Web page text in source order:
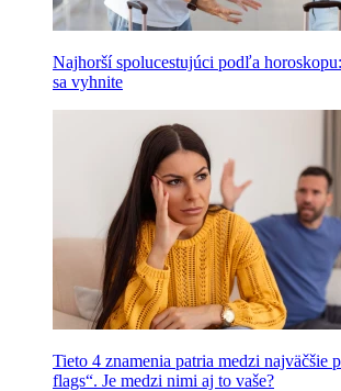
Najhorší spolucestujúci podľa
sa vyhnite
Tieto 4 znamenia patria medzi najväčšie
flags“. Je medzi nimi aj to vaše?